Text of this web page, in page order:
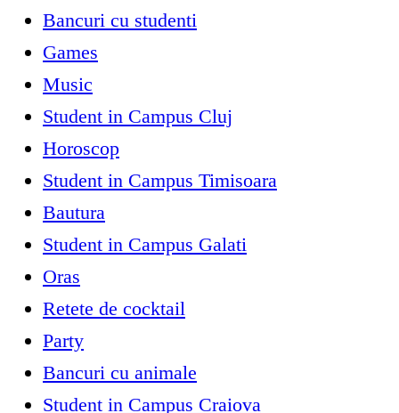
Bancuri cu studenti
Games
Music
Student in Campus Cluj
Horoscop
Student in Campus Timisoara
Bautura
Student in Campus Galati
Oras
Retete de cocktail
Party
Bancuri cu animale
Student in Campus Craiova